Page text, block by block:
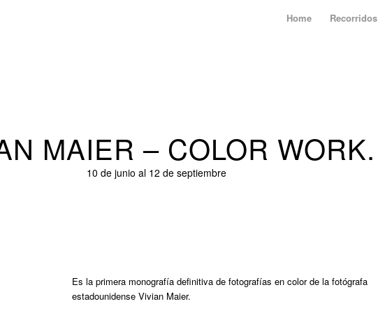
Home Recorridos
MAIER – COLOR WORK.
10 de junio al 12 de septiembre
Es la primera monografía definitiva de fotografías en color de la fotógrafa
estadounidense Vivian Maier.